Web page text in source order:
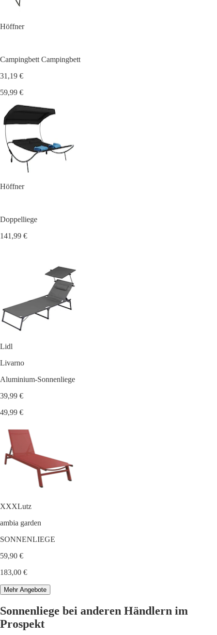
Höffner
Campingbett Campingbett
31,19 €
59,99 €
Höffner
Doppelliege
141,99 €
Lidl
Livarno
Aluminium-Sonnenliege
39,99 €
49,99 €
XXXLutz
ambia garden
SONNENLIEGE
59,90 €
183,00 €
Mehr Angebote
Sonnenliege bei anderen Händlern im
Prospekt